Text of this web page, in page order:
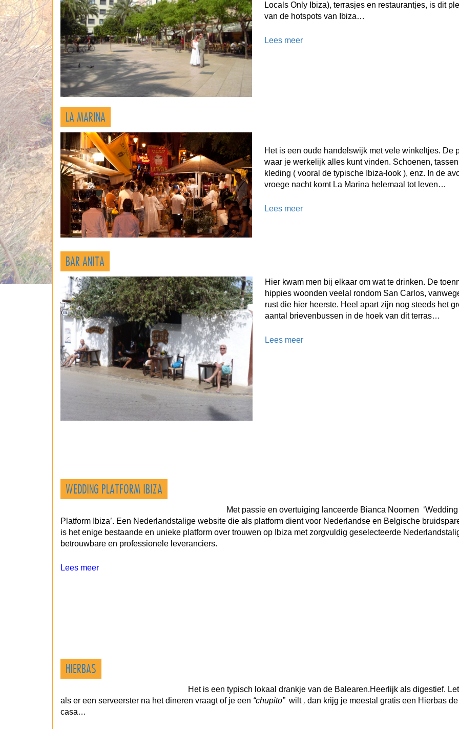
Locals Only Ibiza), terrasjes en restaurantjes, is dit
van de hotspots van Ibiza…
Lees meer
LA MARINA
Het is een oude handelswijk met vele winkeltjes. De
waar je werkelijk alles kunt vinden. Schoenen,
kleding ( vooral de typische Ibiza-look ), enz. In de
vroege nacht komt La Marina helemaal tot leven…
Lees meer
BAR ANITA
Hier kwam men bij elkaar om wat te drinken. De
hippies woonden veelal rondom San Carlos,
rust die hier heerste. Heel apart zijn nog steeds het
aantal brievenbussen in de hoek van dit terras…
Lees meer
WEDDING PLATFORM IBIZA
Met passie en overtuiging lanceerde Bianca Noomen ‘Wedding
Platform Ibiza’. Een Nederlandstalige website die als platform dient voor Nederlandse en Belgische
is het enige bestaande en unieke platform over trouwen op Ibiza met zorgvuldig geselecteerde
betrouwbare en professionele leveranciers.
Lees meer
HIERBAS
Het is een typisch lokaal drankje van de Balearen.Heerlijk als digestief.
als er een serveerster na het dineren vraagt of je een “chupito” wilt , dan krijg je meestal gratis een Hierbas de
casa…